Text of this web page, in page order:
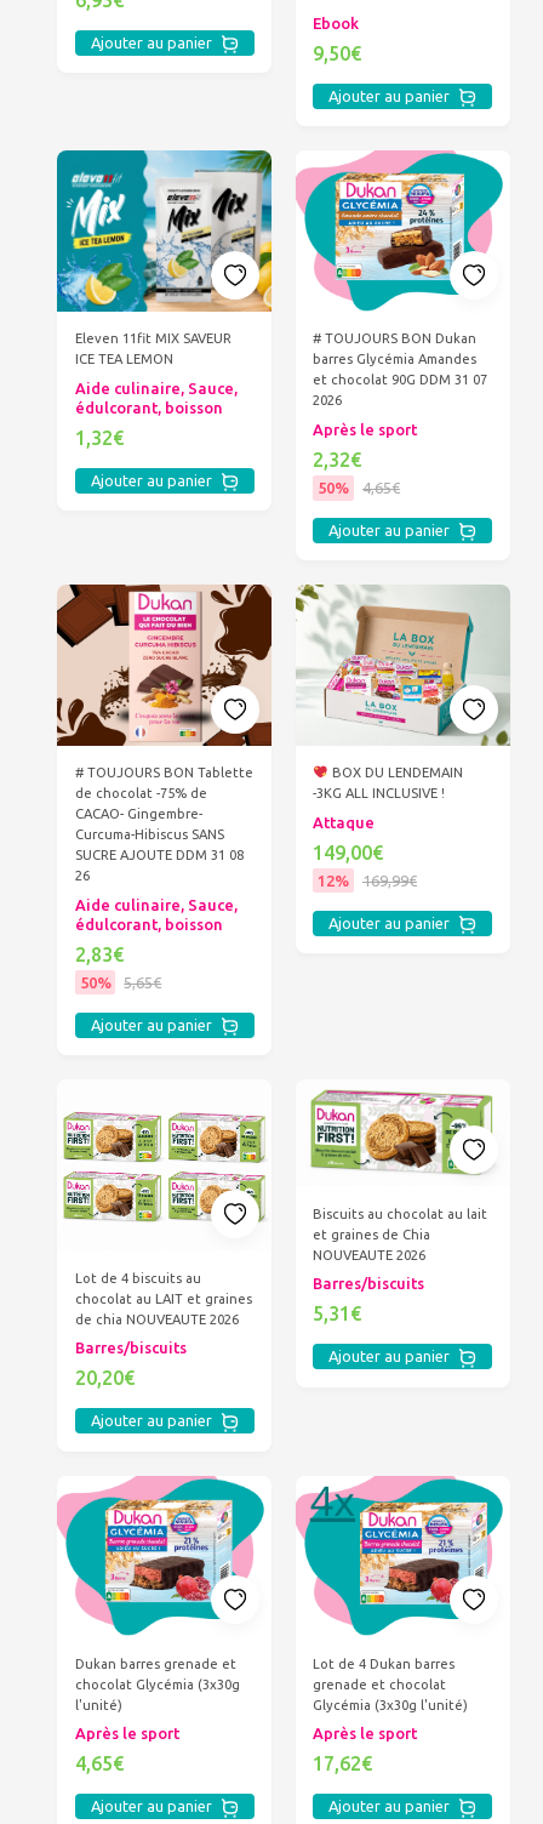
Ajouter au panier
Ebook
9,50€
Ajouter au panier
Eleven 11fit MIX SAVEUR
ICE TEA LEMON
Aide culinaire, Sauce,
édulcorant, boisson
1,32€
Ajouter au panier
# TOUJOURS BON Dukan
barres Glycémia Amandes
et chocolat 90G DDM 31 07
2026
Après le sport
2,32€
50% 4,65€
Ajouter au panier
# TOUJOURS BON Tablette
de chocolat -75% de
CACAO- Gingembre-
Curcuma-Hibiscus SANS
SUCRE AJOUTE DDM 31 08
26
Aide culinaire, Sauce,
édulcorant, boisson
2,83€
50% 5,65€
Ajouter au panier
BOX DU LENDEMAIN
-3KG ALL INCLUSIVE !
Attaque
149,00€
12% 169,99€
Ajouter au panier
Lot de 4 biscuits au
chocolat au LAIT et graines
de chia NOUVEAUTE 2026
Barres/biscuits
20,20€
Ajouter au panier
Biscuits au chocolat au lait
et graines de Chia
NOUVEAUTE 2026
Barres/biscuits
5,31€
Ajouter au panier
Dukan barres grenade et
chocolat Glycémia (3x30g
l'unité)
Après le sport
4,65€
Ajouter au panier
Lot de 4 Dukan barres
grenade et chocolat
Glycémia (3x30g l'unité)
Après le sport
17,62€
Ajouter au panier